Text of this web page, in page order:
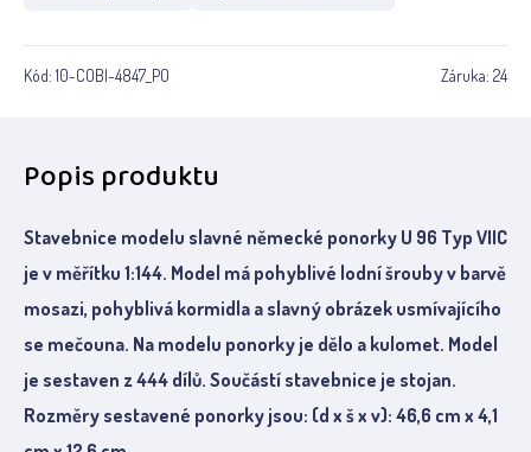
Kód: 10-COBI-4847_PO Záruka: 24
Popis produktu
Stavebnice modelu slavné německé ponorky U 96 Typ VIIC
je v měřítku 1:144. Model má pohyblivé lodní šrouby v barvě
mosazi, pohyblivá kormidla a slavný obrázek usmívajícího
se mečouna. Na modelu ponorky je dělo a kulomet. Model
je sestaven z 444 dílů. Součástí stavebnice je stojan.
Rozměry sestavené ponorky jsou: (d x š x v): 46,6 cm x 4,1